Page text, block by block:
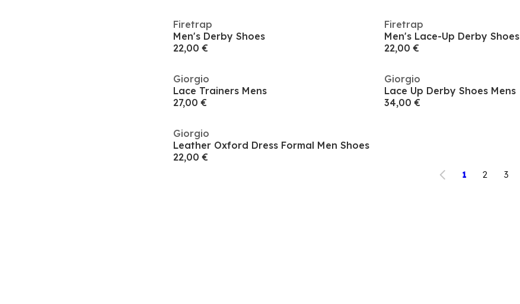
Firetrap
Men's Derby Shoes
22,00 €
Firetrap
Men's Lace-Up Derby Shoes
22,00 €
Giorgio
Lace Trainers Mens
27,00 €
Giorgio
Lace Up Derby Shoes Mens
34,00 €
Giorgio
Leather Oxford Dress Formal Men Shoes
22,00 €
1 2 3